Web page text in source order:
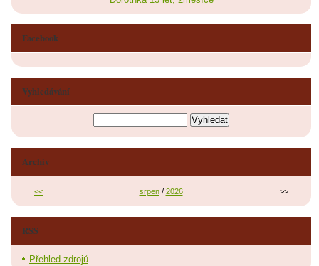
Facebook
Vyhledávání
Archiv
<< srpen/ 2026 >>
RSS
Přehled zdrojů